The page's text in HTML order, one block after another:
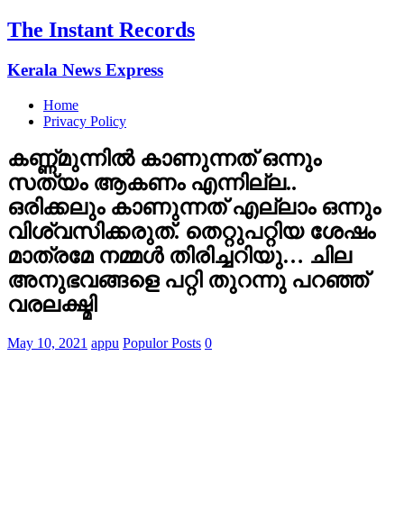
The Instant Records
Kerala News Express
Home
Privacy Policy
കണ്ണ്മുന്നില്‍ കാണുന്നത് ഒന്നും
സത്യം ആകണം എന്നില്ല..
ഒരിക്കലും കാണുന്നത് എല്ലാം ഒന്നും
വിശ്വസിക്കരുത്. തെറ്റുപറ്റിയ ശേഷം
മാത്രമേ നമ്മള്‍ തിരിച്ചറിയു… ചില
അനുഭവങ്ങളെ പറ്റി തുറന്നു പറഞ്ഞ്
വരലക്ഷ്മി
May 10, 2021 appu Populor Posts 0